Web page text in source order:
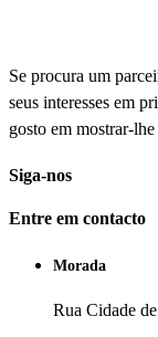
Se procura um
seus interesses em
gosto em mostrar-
Siga-nos
Entre em contacto
Morada
Rua Cidade